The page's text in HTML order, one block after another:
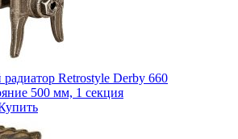
Retrostyle Derby 660
500 мм, 1 секция